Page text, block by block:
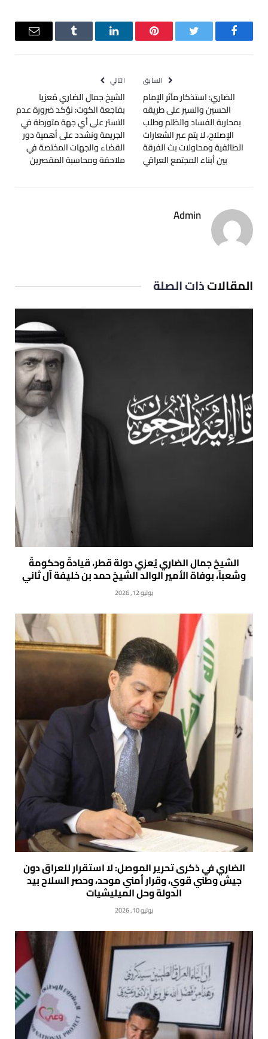
فيسبوك تويتر بينتيريستلينكدإن Tumblr
البريد
السابق
الضاري: استذكار مآثر الإمام
الحسين والسير على طريقه
بمحاربة الفساد والظلم وطلب
الإصلاح، لا يتم عبر الشعارات
الطائفية ومحاولات بث الفرقة
بين أبناء المجتمع العراقي
التالي
الشيخ جمال الضاري مُعزيا
بفاجعة الكوت: نؤكد ضرورة عدم
التستر على أي جهة متورطة في
الجريمة ونشدد على أهمية دور
القضاء والجهات المختصة في
ملاحقة ومحاسبة المقصرين
Admin
المقالاتذات الصلة
الشيخ جمال الضاري يُعزي دولة قطر، قيادةً وحكومةً
وشعباً، بوفاة الأمير الوالد الشيخ حمد بن خليفة آل ثاني
يوليو 12, 2026
الضاري في ذكرى تحرير الموصل: لا استقرار للعراق دون
جيش وطني قوي، وقرار أمني موحد، وحصر السلاح بيد
الدولة وحل الميليشيات
يوليو 10, 2026